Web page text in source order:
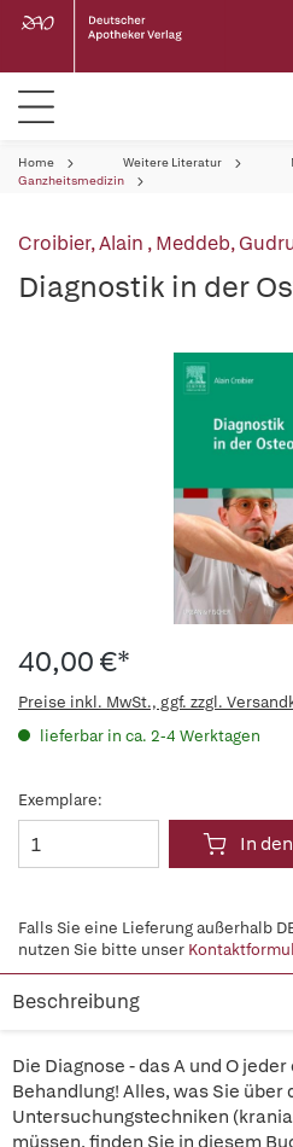
Home Weitere Literatur
Ganzheitsmedizin
Croibier, Alain ,Meddeb,
Diagnostik in der
40,00 €*
Preise inkl. MwSt., ggf. zzgl.
lieferbar in ca. 2-4 Werktagen
Exemplare:
In
Falls Sie eine Lieferung außerhalb
nutzen Sie bitte unser
Beschreibung
Die Diagnose - das A und O
Behandlung! Alles, was Sie über
Untersuchungstechniken
müssen, finden Sie in diesem